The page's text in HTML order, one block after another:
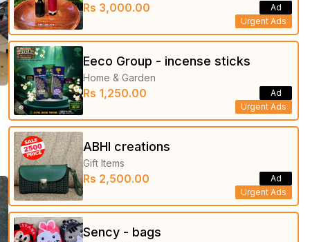
Rs 3,000.00
Urgent Ads
Ad
Eeco Group - incense sticks
Home & Garden
Rs 1,250.00
Urgent Ads
Ad
ABHI creations
Gift Items
Rs 2,500.00
Urgent Ads
Ad
Sency - bags